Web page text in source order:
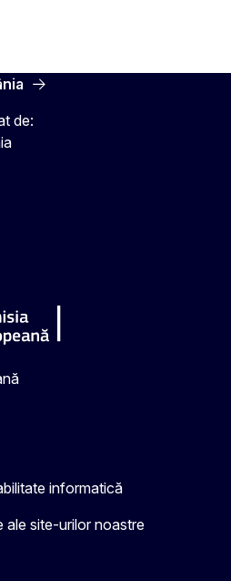
de:
informatică
ale site-urilor noastre